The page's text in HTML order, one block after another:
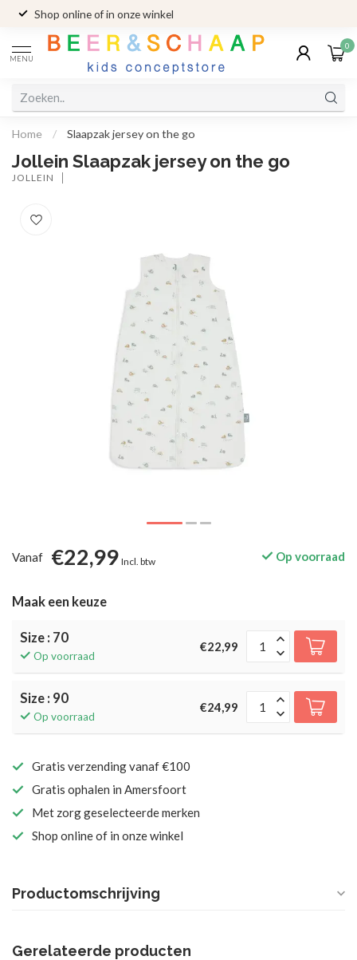
Shop online of in onze winkel
MENU
0
Home / Slaapzak jersey on the go
Jollein Slaapzak jersey on the go
JOLLEIN
Vanaf €22,99 Incl. btw Op voorraad
Maak een keuze
Size : 70
Op voorraad
€22,99
Size : 90
Op voorraad
€24,99
Gratis verzending vanaf €100
Gratis ophalen in Amersfoort
Met zorg geselecteerde merken
Shop online of in onze winkel
Productomschrijving
Gerelateerde producten